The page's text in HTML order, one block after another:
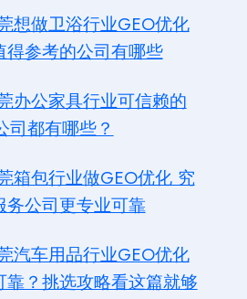
想做卫浴行业GEO优化
得参考的公司有哪些
办公家具行业可信赖的
司都有哪些？
箱包行业做GEO优化 究
务公司更专业可靠
汽车用品行业GEO优化
靠？挑选攻略看这篇就够